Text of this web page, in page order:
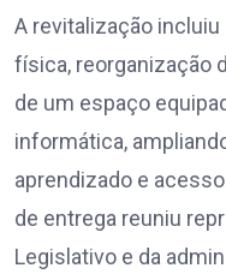
A revitalização
física, reorganização
de um espaço
informática,
aprendizado e
de entrega reuniu
Legislativo e da